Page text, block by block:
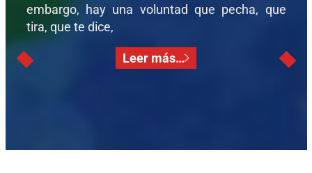
embargo, hay una voluntad que pecha, que
tira, que te dice,
Leer más…